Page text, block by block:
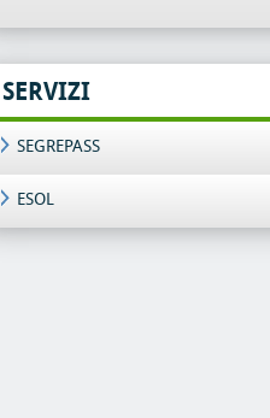
SERVIZI
SEGREPASS
ESOL